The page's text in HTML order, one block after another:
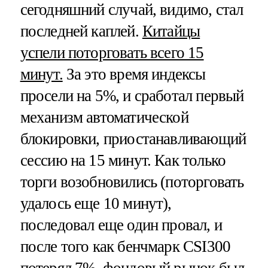
сегодняшний случай, видимо, стал
последней каплей. Китайцы
успели поторговать всего 15
минут. За это время индексы
просели на 5%, и сработал первый
механизм автоматической
блокировки, приостанавливающий
сессию на 15 минут. Как только
торги возобновились (поторговать
удалось еще 10 минут),
последовал еще один провал, и
после того как бенчмарк CSI300